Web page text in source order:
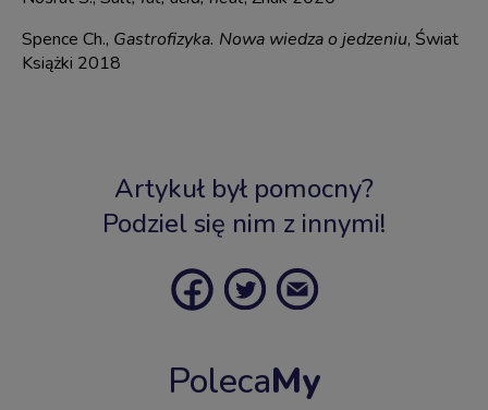
Spence Ch., Gastrofizyka. Nowa wiedza o jedzeniu, Świat
Książki 2018
Artykuł był pomocny?
Podziel się nim z innymi!
PolecaMy